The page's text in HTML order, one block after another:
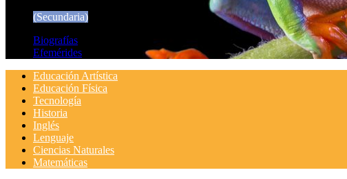
(Secundaria)
Biografías
Efemérides
Educación Artística
Educación Física
Tecnología
Historia
Inglés
Lenguaje
Ciencias Naturales
Matemáticas